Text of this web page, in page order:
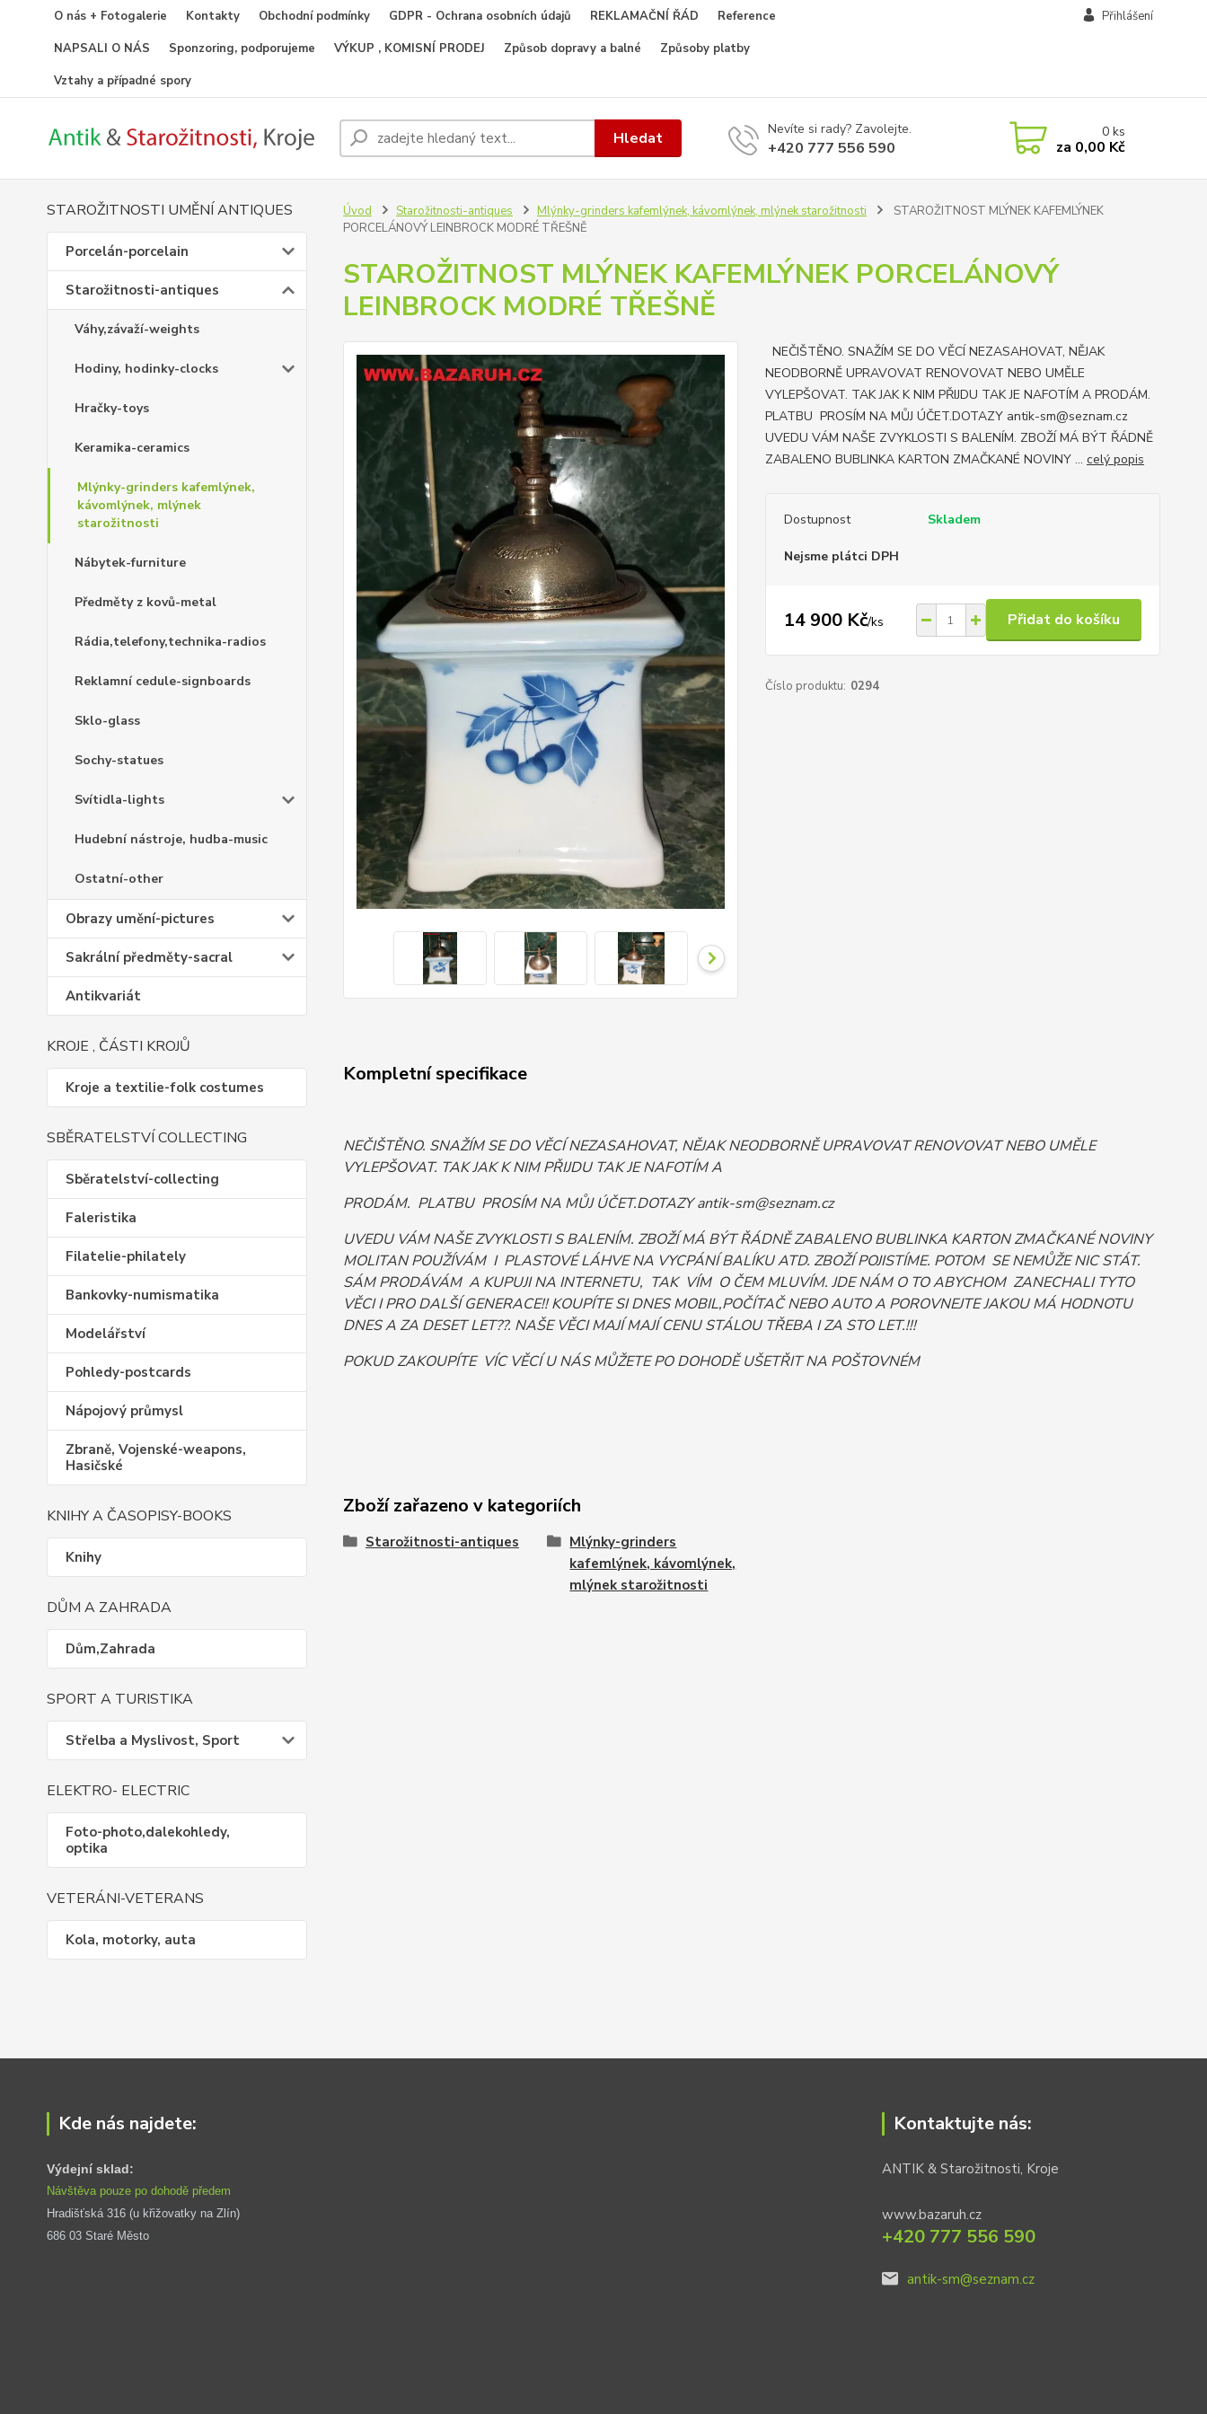
O nás + Fotogalerie Kontakty Obchodní podmínky GDPR - Ochrana osobních údajů REKLAMAČNÍ ŘÁD
Reference
NAPSALI O NÁS
Sponzoring, podporujeme VÝKUP , KOMISNÍ PRODEJ Způsob dopravy a balné
Způsoby platby
Vztahy a případné spory
Přihlášení
Hledat Nevíte si rady? Zavolejte.
+420 777 556 590
0ks
za 0,00 Kč
STAROŽITNOSTI UMĚNÍ ANTIQUES
Porcelán-porcelain
Starožitnosti-antiques
Váhy,závaží-weights
Hodiny, hodinky-clocks
Hračky-toys
Keramika-ceramics
Mlýnky-grinders kafemlýnek,
kávomlýnek, mlýnek
starožitnosti
Nábytek-furniture
Předměty z kovů-metal
Rádia,telefony,technika-radios
Reklamní cedule-signboards
Sklo-glass
Sochy-statues
Svítidla-lights
Hudební nástroje, hudba-music
Ostatní-other
Obrazy umění-pictures
Sakrální předměty-sacral
Antikvariát
KROJE , ČÁSTI KROJŮ
Kroje a textilie-folk costumes
SBĚRATELSTVÍ COLLECTING
Sběratelství-collecting
Faleristika
Filatelie-philately
Bankovky-numismatika
Modelářství
Pohledy-postcards
Nápojový průmysl
Zbraně, Vojenské-weapons,
Hasičské
KNIHY A ČASOPISY-BOOKS
Knihy
DŮM A ZAHRADA
Dům,Zahrada
SPORT A TURISTIKA
Střelba a Myslivost, Sport
ELEKTRO- ELECTRIC
Foto-photo,dalekohledy,
optika
VETERÁNI-VETERANS
Kola, motorky, auta
Úvod Starožitnosti-antiques Mlýnky-grinders kafemlýnek, kávomlýnek, mlýnek starožitnosti
STAROŽITNOST MLÝNEK KAFEMLÝNEK
PORCELÁNOVÝ LEINBROCK MODRÉ TŘEŠNĚ
STAROŽITNOST MLÝNEK KAFEMLÝNEK PORCELÁNOVÝ
LEINBROCK MODRÉ TŘEŠNĚ
NEČIŠTĚNO. SNAŽÍM SE DO VĚCÍ NEZASAHOVAT, NĚJAK
NEODBORNĚ UPRAVOVAT RENOVOVAT NEBO UMĚLE
VYLEPŠOVAT. TAK JAK K NIM PŘIJDU TAK JE NAFOTÍM A PRODÁM.
PLATBU PROSÍM NA MŮJ ÚČET.DOTAZY antik-sm@seznam.cz
UVEDU VÁM NAŠE ZVYKLOSTI S BALENÍM. ZBOŽÍ MÁ BÝT ŘÁDNĚ
ZABALENO BUBLINKA KARTON ZMAČKANÉ NOVINY ... celý popis
Dostupnost Skladem
Nejsme plátci DPH
14 900 Kč/ks Přidat do košíku
Číslo produktu: 0294
Kompletní specifikace
NEČIŠTĚNO. SNAŽÍM SE DO VĚCÍ NEZASAHOVAT, NĚJAK NEODBORNĚ UPRAVOVAT RENOVOVAT NEBO UMĚLE
VYLEPŠOVAT. TAK JAK K NIM PŘIJDU TAK JE NAFOTÍM A
PRODÁM. PLATBU PROSÍM NA MŮJ ÚČET.DOTAZY antik-sm@seznam.cz
UVEDU VÁM NAŠE ZVYKLOSTI S BALENÍM. ZBOŽÍ MÁ BÝT ŘÁDNĚ ZABALENO BUBLINKA KARTON ZMAČKANÉ NOVINY
MOLITAN POUŽÍVÁM I PLASTOVÉ LÁHVE NA VYCPÁNÍ BALÍKU ATD. ZBOŽÍ POJISTÍME. POTOM SE NEMŮŽE NIC STÁT.
SÁM PRODÁVÁM A KUPUJI NA INTERNETU, TAK VÍM O ČEM MLUVÍM. JDE NÁM O TO ABYCHOM ZANECHALI TYTO
VĚCI I PRO DALŠÍ GENERACE!! KOUPÍTE SI DNES MOBIL,POČÍTAČ NEBO AUTO A POROVNEJTE JAKOU MÁ HODNOTU
DNES A ZA DESET LET??. NAŠE VĚCI MAJÍ MAJÍ CENU STÁLOU TŘEBA I ZA STO LET.!!!
POKUD ZAKOUPÍTE VÍC VĚCÍ U NÁS MŮŽETE PO DOHODĚ UŠETŘIT NA POŠTOVNÉM
Zboží zařazeno v kategoriích
Starožitnosti-antiques
Mlýnky-grinders
kafemlýnek, kávomlýnek,
mlýnek starožitnosti
Kde nás najdete:
Výdejní sklad:
Návštěva pouze po dohodě předem
Hradišťská 316 (u křižovatky na Zlín)
686 03 Staré Město
Kontaktujte nás:
ANTIK & Starožitnosti, Kroje
www.bazaruh.cz
+420 777 556 590
antik-sm@seznam.cz